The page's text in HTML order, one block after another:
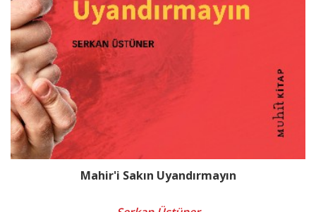
Mahir'i Sakın Uyandırmayın